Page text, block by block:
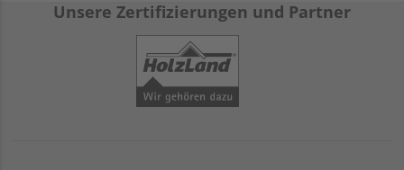
Unsere Zertifizierungen und Partner